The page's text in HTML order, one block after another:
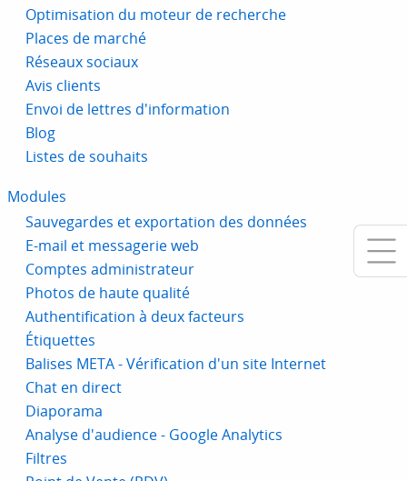
Optimisation du moteur de recherche
Places de marché
Réseaux sociaux
Avis clients
Envoi de lettres d'information
Blog
Listes de souhaits
Modules
Sauvegardes et exportation des données
E-mail et messagerie web
Comptes administrateur
Photos de haute qualité
Authentification à deux facteurs
Étiquettes
Balises META - Vérification d'un site Internet
Chat en direct
Diaporama
Analyse d'audience - Google Analytics
Filtres